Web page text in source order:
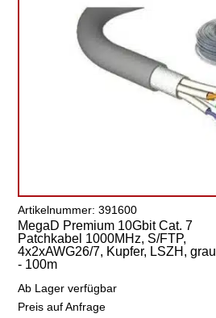
Artikelnummer: 391600
MegaD Premium 10Gbit Cat. 7
Patchkabel 1000MHz, S/FTP,
4x2xAWG26/7, Kupfer, LSZH, grau
- 100m
Ab Lager verfügbar
Preis auf Anfrage